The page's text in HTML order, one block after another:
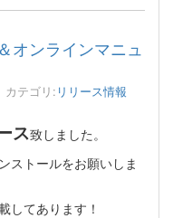
オンラインマニュ
カテゴリ: リリース情報
ス致しました。
ストールをお願いしま
してあります！